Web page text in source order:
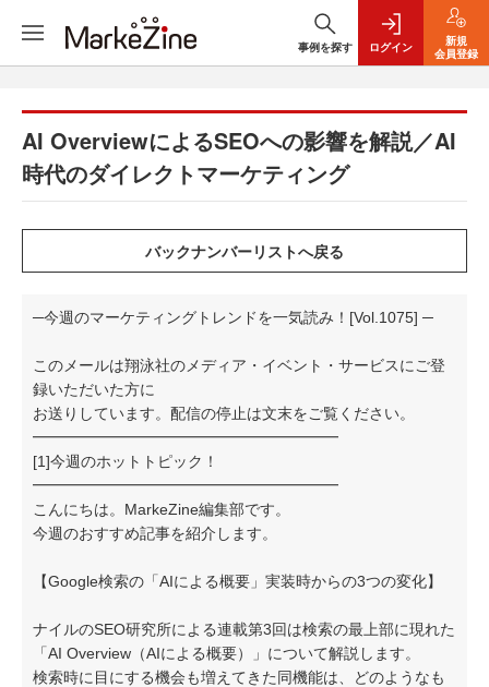
事例を探す ログイン
新規
会員登録
AI OverviewによるSEOへの影響を解説／AI
時代のダイレクトマーケティング
─今週のマーケティングトレンドを一気読み！[Vol.1075] ─
このメールは翔泳社のメディア・イベント・サービスにご登
録いただいた方に
お送りしています。配信の停止は文末をご覧ください。
━━━━━━━━━━━━━━━━━━━━
[1]今週のホットトピック！
━━━━━━━━━━━━━━━━━━━━
こんにちは。MarkeZine編集部です。
今週のおすすめ記事を紹介します。
【Google検索の「AIによる概要」実装時からの3つの変化】
ナイルのSEO研究所による連載第3回は検索の最上部に現れた
「AI Overview（AIによる概要）」について解説します。
検索時に目にする機会も増えてきた同機能は、どのようなも